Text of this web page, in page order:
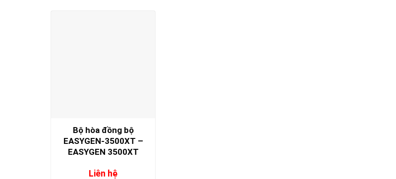
Bộ hòa đồng bộ
EASYGEN-3500XT –
EASYGEN 3500XT
Liên hệ